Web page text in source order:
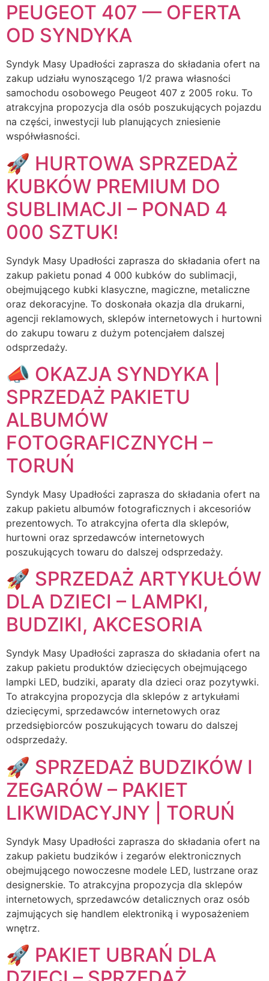
PEUGEOT 407 — OFERTA
OD SYNDYKA
Syndyk Masy Upadłości zaprasza do składania ofert na
zakup udziału wynoszącego 1/2 prawa własności
samochodu osobowego Peugeot 407 z 2005 roku. To
atrakcyjna propozycja dla osób poszukujących pojazdu
na części, inwestycji lub planujących zniesienie
współwłasności.
🚀 HURTOWA SPRZEDAŻ
KUBKÓW PREMIUM DO
SUBLIMACJI – PONAD 4
000 SZTUK!
Syndyk Masy Upadłości zaprasza do składania ofert na
zakup pakietu ponad 4 000 kubków do sublimacji,
obejmującego kubki klasyczne, magiczne, metaliczne
oraz dekoracyjne. To doskonała okazja dla drukarni,
agencji reklamowych, sklepów internetowych i hurtowni
do zakupu towaru z dużym potencjałem dalszej
odsprzedaży.
📣 OKAZJA SYNDYKA |
SPRZEDAŻ PAKIETU
ALBUMÓW
FOTOGRAFICZNYCH –
TORUŃ
Syndyk Masy Upadłości zaprasza do składania ofert na
zakup pakietu albumów fotograficznych i akcesoriów
prezentowych. To atrakcyjna oferta dla sklepów,
hurtowni oraz sprzedawców internetowych
poszukujących towaru do dalszej odsprzedaży.
🚀 SPRZEDAŻ ARTYKUŁÓW
DLA DZIECI – LAMPKI,
BUDZIKI, AKCESORIA
Syndyk Masy Upadłości zaprasza do składania ofert na
zakup pakietu produktów dziecięcych obejmującego
lampki LED, budziki, aparaty dla dzieci oraz pozytywki.
To atrakcyjna propozycja dla sklepów z artykułami
dziecięcymi, sprzedawców internetowych oraz
przedsiębiorców poszukujących towaru do dalszej
odsprzedaży.
🚀 SPRZEDAŻ BUDZIKÓW I
ZEGARÓW – PAKIET
LIKWIDACYJNY | TORUŃ
Syndyk Masy Upadłości zaprasza do składania ofert na
zakup pakietu budzików i zegarów elektronicznych
obejmującego nowoczesne modele LED, lustrzane oraz
designerskie. To atrakcyjna propozycja dla sklepów
internetowych, sprzedawców detalicznych oraz osób
zajmujących się handlem elektroniką i wyposażeniem
wnętrz.
🚀 PAKIET UBRAŃ DLA